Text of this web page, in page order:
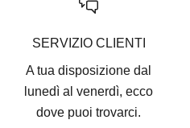
SERVIZIO CLIENTI
A tua disposizione dal
lunedì al venerdì, ecco
dove puoi trovarci.